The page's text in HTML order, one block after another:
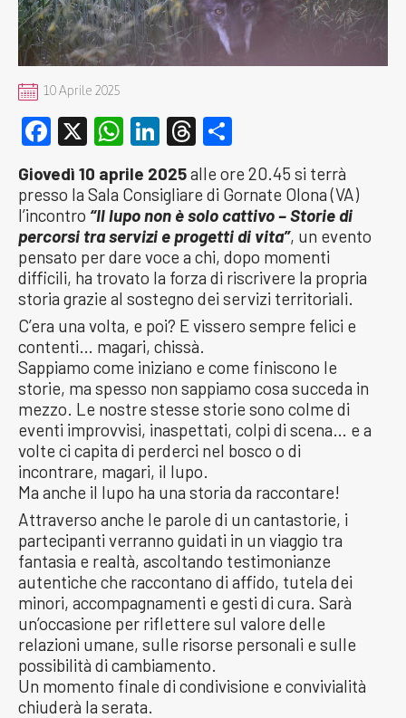
10 Aprile 2025
Facebook
X WhatsApp
LinkedIn
Threads
Giovedì 10 aprile 2025alle ore 20.45 si terrà
presso la Sala Consigliare di Gornate Olona (VA)
l’incontro “Il lupo non è solo cattivo – Storie di
percorsi tra servizi e progetti di vita”, un evento
pensato per dare voce a chi, dopo momenti
difficili, ha trovato la forza di riscrivere la propria
storia grazie al sostegno dei servizi territoriali.
C’era una volta, e poi? E vissero sempre felici e
contenti… magari, chissà.
Sappiamo come iniziano e come finiscono le
storie, ma spesso non sappiamo cosa succeda in
mezzo. Le nostre stesse storie sono colme di
eventi improvvisi, inaspettati, colpi di scena… e a
volte ci capita di perderci nel bosco o di
incontrare, magari, il lupo.
Ma anche il lupo ha una storia da raccontare!
Attraverso anche le parole di un cantastorie, i
partecipanti verranno guidati in un viaggio tra
fantasia e realtà, ascoltando testimonianze
autentiche che raccontano di affido, tutela dei
minori, accompagnamenti e gesti di cura. Sarà
un’occasione per riflettere sul valore delle
relazioni umane, sulle risorse personali e sulle
possibilità di cambiamento.
Un momento finale di condivisione e convivialità
chiuderà la serata.